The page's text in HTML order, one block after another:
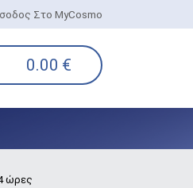
Στο MyCosmo
0.00 €
ώρες